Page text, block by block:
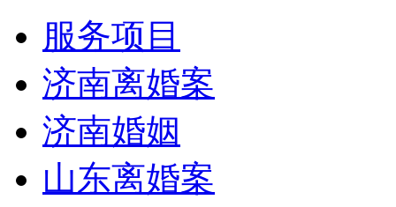
服务项目
济南离婚案
济南婚姻
山东离婚案